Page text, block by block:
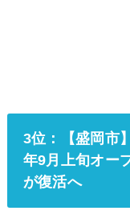
3位：【盛岡市
年9月上旬オー
が復活へ